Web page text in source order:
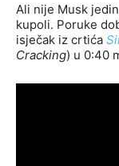
Ali nije Musk
kupoli. Poruke
isječak iz crtića
Cracking) u 0:40